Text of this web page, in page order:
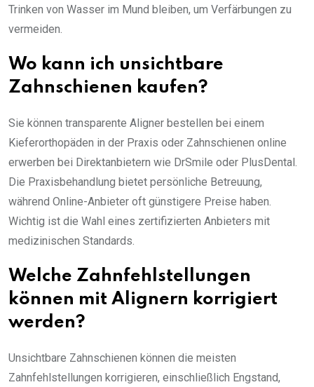
Trinken von Wasser im Mund bleiben, um Verfärbungen zu
vermeiden.
Wo kann ich unsichtbare
Zahnschienen kaufen?
Sie können transparente Aligner bestellen bei einem
Kieferorthopäden in der Praxis oder Zahnschienen online
erwerben bei Direktanbietern wie DrSmile oder PlusDental.
Die Praxisbehandlung bietet persönliche Betreuung,
während Online-Anbieter oft günstigere Preise haben.
Wichtig ist die Wahl eines zertifizierten Anbieters mit
medizinischen Standards.
Welche Zahnfehlstellungen
können mit Alignern korrigiert
werden?
Unsichtbare Zahnschienen können die meisten
Zahnfehlstellungen korrigieren, einschließlich Engstand,